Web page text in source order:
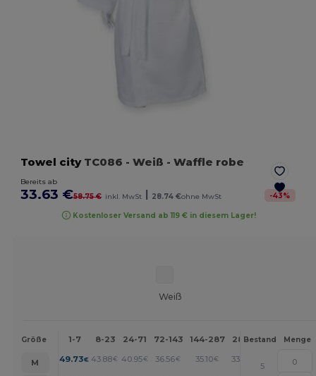
Towel cityTC086 - Weiß - Waffle robe
Bereits ab
33.63 €58.75 € inkl. MwSt | 28.74 €ohne MwSt -43%
Kostenloser Versand ab 119 € in diesem Lager!
Weiß
Größe 1-7 8-23 24-71 72-143 144-287 288 + Mehr
Bestand Menge
M 49.73€ 43.88€ 40.95€ 36.56€ 35.10€ 33.63
5